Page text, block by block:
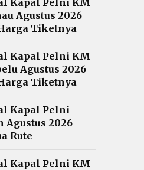
Kapal Pelni KM
Agustus 2026
Tiketnya
Kapal Pelni KM
Agustus 2026
Tiketnya
Kapal Pelni
Agustus 2026
Rute
Kapal Pelni KM